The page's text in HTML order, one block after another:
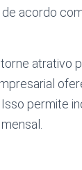
acordo
atrativo
permite